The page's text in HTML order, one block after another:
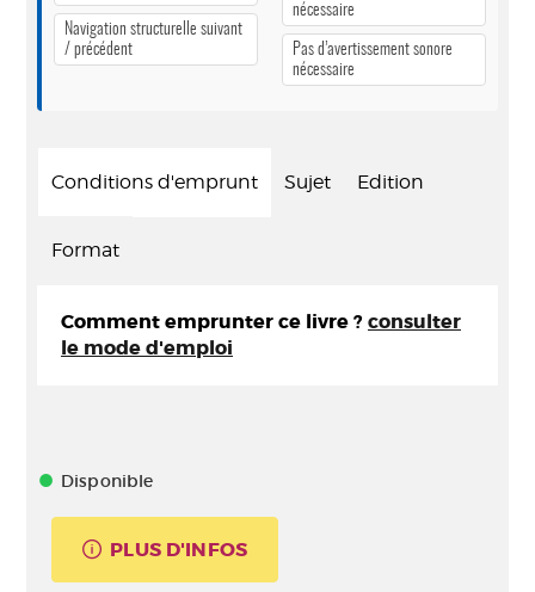
Navigation structurelle suivant
/ précédent
nécessaire
Pas d’avertissement sonore
nécessaire
Conditions d'emprunt Sujet Edition
Format
Comment emprunter ce livre ? consulter
le mode d'emploi
Disponible
PLUS D'INFOS